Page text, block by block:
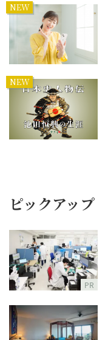
NEW
NEW
ピックアップ
PR